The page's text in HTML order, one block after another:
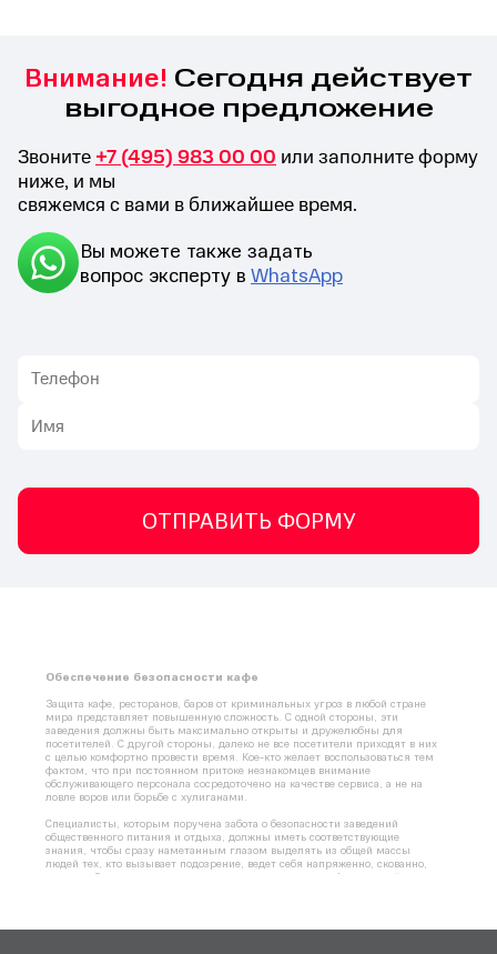
Внимание! Сегодня действует
выгодное предложение
Звоните +7 (495) 983 00 00 или заполните форму
ниже, и мы
свяжемся с вами в ближайшее время.
Вы можете также задать
вопрос эксперту в WhatsApp
ОТПРАВИТЬ ФОРМУ
Обеспечение безопасности кафе
Защита кафе, ресторанов, баров от криминальных угроз в любой стране
мира представляет повышенную сложность. С одной стороны, эти
заведения должны быть максимально открыты и дружелюбны для
посетителей. С другой стороны, далеко не все посетители приходят в них
с целью комфортно провести время. Кое-кто желает воспользоваться тем
фактом, что при постоянном притоке незнакомцев внимание
обслуживающего персонала сосредоточено на качестве сервиса, а не на
ловле воров или борьбе с хулиганами.
Специалисты, которым поручена забота о безопасности заведений
общественного питания и отдыха, должны иметь соответствующие
знания, чтобы сразу наметанным глазом выделять из общей массы
людей тех, кто вызывает подозрение, ведет себя напряженно, скованно,
кто способен на неприятные «сюрпризы», наносящие финансовый и